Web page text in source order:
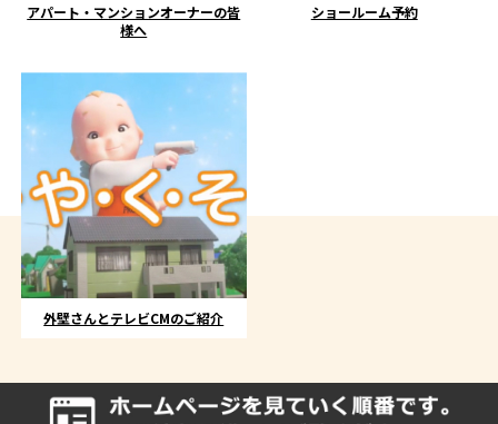
アパート・マンションオーナーの皆
様へ
ショールーム予約
外壁さんとテレビCMのご紹介